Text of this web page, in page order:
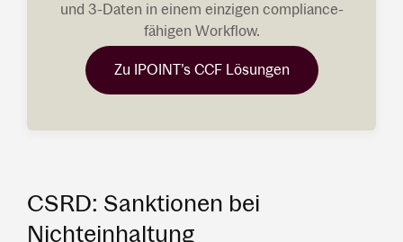
und 3-Daten in einem einzigen compliance-
fähigen Workflow.
Zu IPOINT’s CCF Lösungen
CSRD: Sanktionen bei
Nichteinhaltung